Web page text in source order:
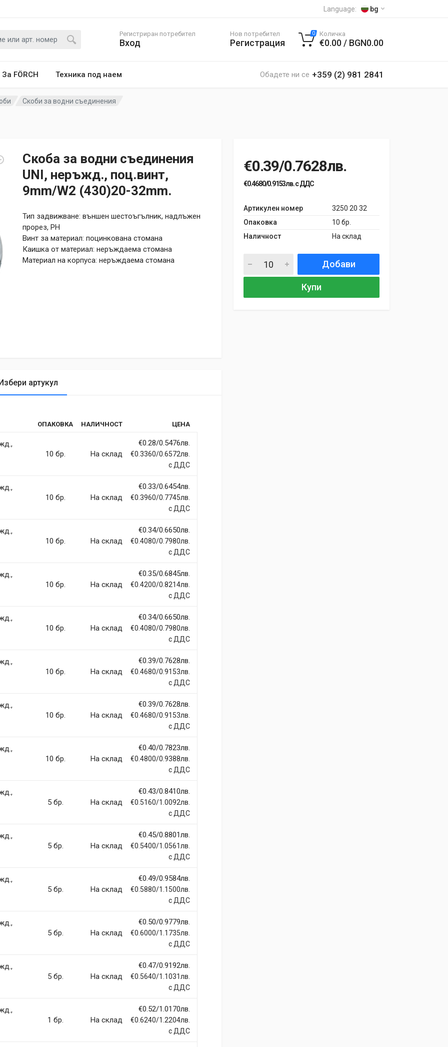
Language: bg
За FÖRCH Техника под наем Обадете ни се +359 (2) 981 2841
Регистриран потребител
Вход
Нов потребител
Регистрация
0 Количка
€0.00 / BGN0.00
Скоби за водни съединения
Скоба за водни съединения
UNI, неръжд., поц.винт,
9mm/W2 (430)20-32mm.
Тип задвижване: външен шестоъгълник, надлъжен
прорез, PH
Винт за материал: поцинкована стомана
Каишка от материал: неръждаема стомана
Материал на корпуса: неръждаема стомана
€0.39/0.7628лв.
€0.4680/0.9153лв. с ДДС
Артикулен номер
3250 20 32
Опаковка
10 бр.
Наличност
На склад
Добави
Купи
артукул
vitae sodales in, maximus ut lectus. Vivamus commodo
eget tincidunt ex semper sit amet. Nullam neque justo, sodales
et fringilla facilisis. Nam maximus consectetur diam. Nulla
hendrerit eros laoreet suscipit ultrices.
Email Address
ОПАКОВКА НАЛИЧНОСТ ЦЕНА
10 бр. На склад
€0.28/0.5476лв.
€0.3360/0.6572лв.
с ДДС
10 бр. На склад
€0.33/0.6454лв.
€0.3960/0.7745лв.
с ДДС
10 бр. На склад
€0.34/0.6650лв.
€0.4080/0.7980лв.
с ДДС
10 бр. На склад
€0.35/0.6845лв.
€0.4200/0.8214лв.
с ДДС
10 бр. На склад
€0.34/0.6650лв.
€0.4080/0.7980лв.
с ДДС
10 бр. На склад
€0.39/0.7628лв.
€0.4680/0.9153лв.
с ДДС
10 бр. На склад
€0.39/0.7628лв.
€0.4680/0.9153лв.
с ДДС
10 бр. На склад
€0.40/0.7823лв.
€0.4800/0.9388лв.
с ДДС
5 бр. На склад
€0.43/0.8410лв.
€0.5160/1.0092лв.
с ДДС
5 бр. На склад
€0.45/0.8801лв.
€0.5400/1.0561лв.
с ДДС
5 бр. На склад
€0.49/0.9584лв.
€0.5880/1.1500лв.
с ДДС
5 бр. На склад
€0.50/0.9779лв.
€0.6000/1.1735лв.
с ДДС
5 бр. На склад
€0.47/0.9192лв.
€0.5640/1.1031лв.
с ДДС
1 бр. На склад
€0.52/1.0170лв.
€0.6240/1.2204лв.
с ДДС